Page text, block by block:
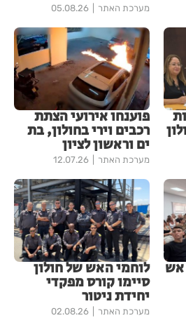
מערכת האתר 05.08.26
פוענחו אירועי הצתת
רכבים וירי בחולון, בת
ים וראשון לציון
מערכת האתר 12.07.26
אש לוחמי האש של חולון
סיימו קורס מפקדי
יחידת ניטור
מערכת האתר 02.08.26